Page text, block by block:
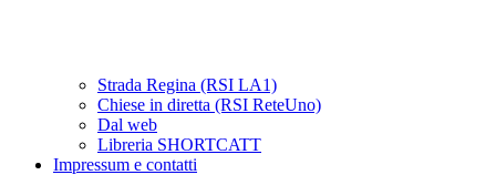
Strada Regina (RSI LA1)
Chiese in diretta (RSI ReteUno)
Dal web
Libreria SHORTCATT
Impressum e contatti